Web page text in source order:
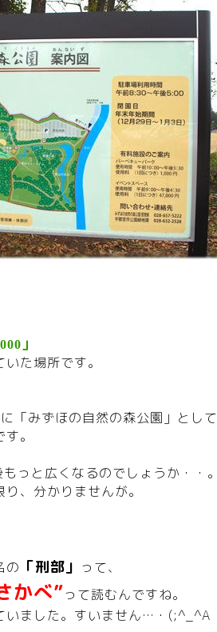
」
た場所です。
「みずほの自然の森公園」として
。
っと広くなるのでしょうか・・。
、分かりませんが。
の 「刑部」 って、
かべ”って読むんですね。
いました。すいません…・(;^_^A